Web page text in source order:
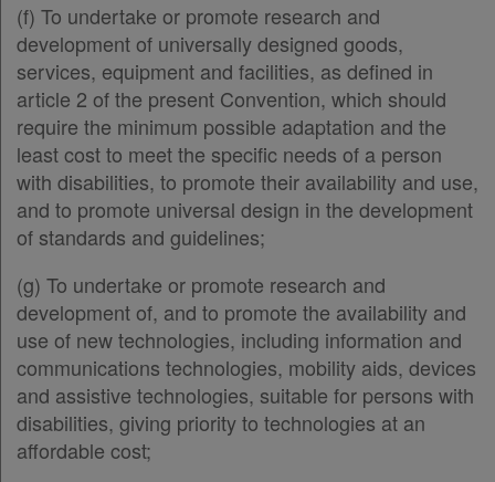
(f) To undertake or promote research and
development of universally designed goods,
services, equipment and facilities, as defined in
article 2 of the present Convention, which should
require the minimum possible adaptation and the
least cost to meet the specific needs of a person
with disabilities, to promote their availability and use,
and to promote universal design in the development
of standards and guidelines;
(g) To undertake or promote research and
development of, and to promote the availability and
use of new technologies, including information and
communications technologies, mobility aids, devices
and assistive technologies, suitable for persons with
disabilities, giving priority to technologies at an
affordable cost;